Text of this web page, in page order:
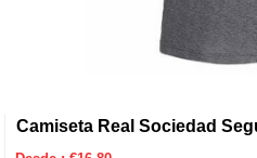
Camiseta Real Sociedad